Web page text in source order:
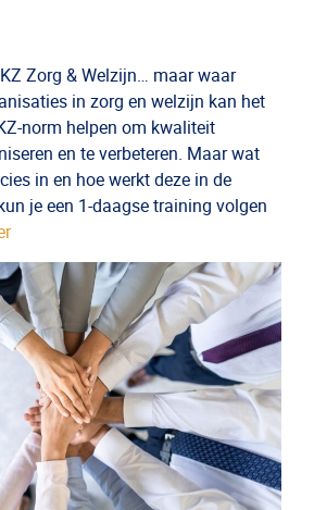
Zorg & Welzijn… maar waar
in zorg en welzijn kan het
norm helpen om kwaliteit
en te verbeteren. Maar wat
in en hoe werkt deze in de
je een 1-daagse training volgen